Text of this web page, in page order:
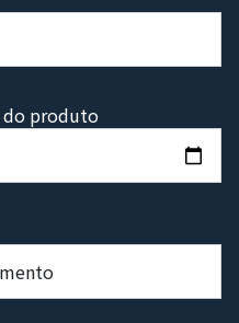
do produto